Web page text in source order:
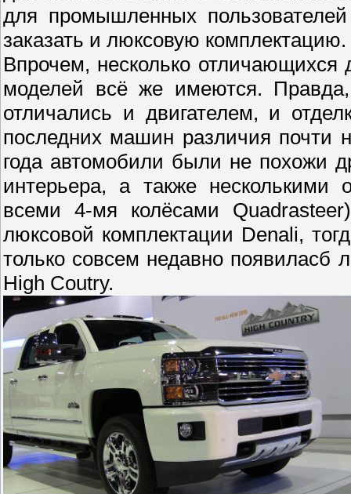
для промышленных
заказать и люксовую комплектацию.
Впрочем, несколько отличающихся
моделей всё же имеются.
отличались и двигателем, и
последних машин различия почти
года автомобили были не похожи
интерьера, а также несколькими
всеми 4-мя колёсами
люксовой комплектации Denali,
только совсем недавно появиласб
High Coutry.